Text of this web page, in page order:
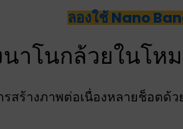
ลองใช้ Nano
าโนกล้วยในโห
รสร้างภาพต่อเนื่องหลายช็อต